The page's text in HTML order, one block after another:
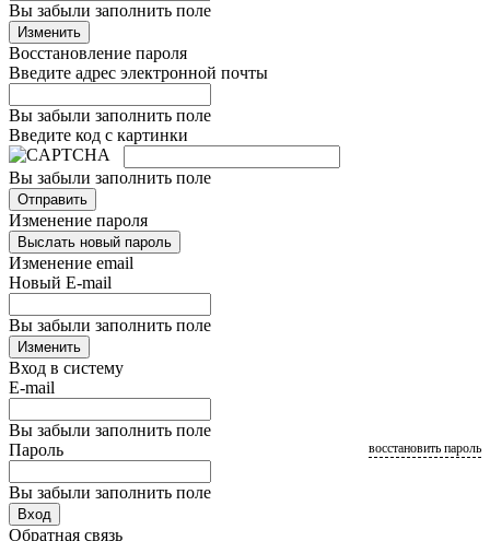
Вы забыли заполнить поле
Изменить
Восстановление пароля
Введите адрес электронной почты
Вы забыли заполнить поле
Введите код с картинки
Вы забыли заполнить поле
Отправить
Изменение пароля
Выслать новый пароль
Изменение email
Новый E-mail
Вы забыли заполнить поле
Изменить
Вход в систему
E-mail
Вы забыли заполнить поле
Пароль
Вы забыли заполнить поле
восстановить пароль
Вход
Обратная связь